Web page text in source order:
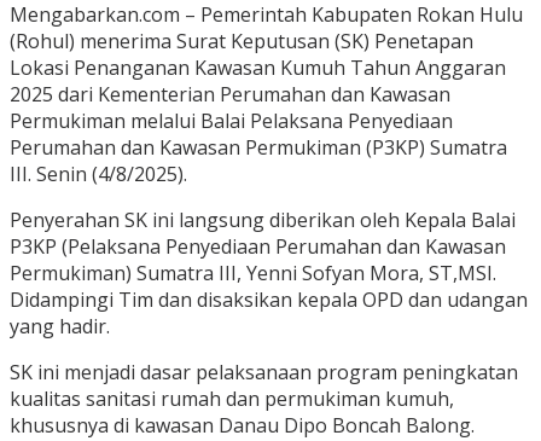
Mengabarkan.com – Pemerintah Kabupaten Rokan Hulu
(Rohul) menerima Surat Keputusan (SK) Penetapan
Lokasi Penanganan Kawasan Kumuh Tahun Anggaran
2025 dari Kementerian Perumahan dan Kawasan
Permukiman melalui Balai Pelaksana Penyediaan
Perumahan dan Kawasan Permukiman (P3KP) Sumatra
III. Senin (4/8/2025).
Penyerahan SK ini langsung diberikan oleh Kepala Balai
P3KP (Pelaksana Penyediaan Perumahan dan Kawasan
Permukiman) Sumatra III, Yenni Sofyan Mora, ST,MSI.
Didampingi Tim dan disaksikan kepala OPD dan udangan
yang hadir.
SK ini menjadi dasar pelaksanaan program peningkatan
kualitas sanitasi rumah dan permukiman kumuh,
khususnya di kawasan Danau Dipo Boncah Balong.